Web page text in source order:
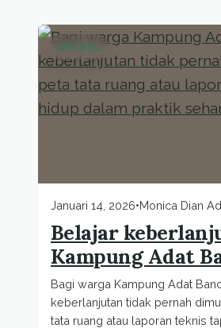
Artikel penulis
ARTIKEL
Januari 14, 2026•Monica Dian
Belajar
Kampung Adat
Bagi warga Kampung Adat
keberlanjutan tidak pernah
tata ruang atau laporan teknis